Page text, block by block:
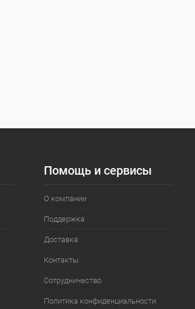
Помощь и сервисы
О компании
Поддержка
Доставка
Контакты
Сотрудничество
Политика конфиденциальности